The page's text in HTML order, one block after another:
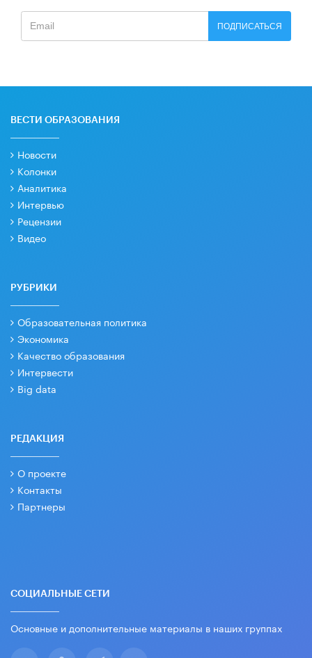
ПОДПИСАТЬСЯ
ВЕСТИ ОБРАЗОВАНИЯ
Новости
Колонки
Аналитика
Интервью
Рецензии
Видео
РУБРИКИ
Образовательная политика
Экономика
Качество образования
Интервести
Big data
РЕДАКЦИЯ
О проекте
Контакты
Партнеры
СОЦИАЛЬНЫЕ СЕТИ
Основные и дополнительные материалы в наших группах